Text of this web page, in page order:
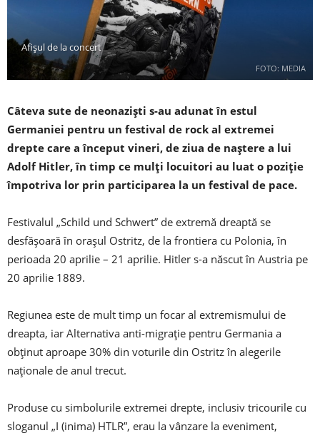
FOTO: MEDIA
Afișul de la concert
Câteva sute de neonaziști s-au adunat în estul
Germaniei pentru un festival de rock al extremei
drepte care a început vineri, de ziua de naștere a lui
Adolf Hitler, în timp ce mulți locuitori au luat o poziție
împotriva lor prin participarea la un festival de pace.
Festivalul „Schild und Schwert” de extremă dreaptă se
desfășoară în orașul Ostritz, de la frontiera cu Polonia, în
perioada 20 aprilie – 21 aprilie. Hitler s-a născut în Austria pe
20 aprilie 1889.
Regiunea este de mult timp un focar al extremismului de
dreapta, iar Alternativa anti-migrație pentru Germania a
obținut aproape 30% din voturile din Ostritz în alegerile
naționale de anul trecut.
Produse cu simbolurile extremei drepte, inclusiv tricourile cu
sloganul „I (inima) HTLR”, erau la vânzare la eveniment,